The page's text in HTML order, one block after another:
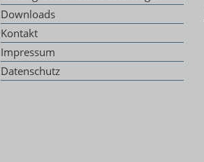
Downloads
Kontakt
Impressum
Datenschutz